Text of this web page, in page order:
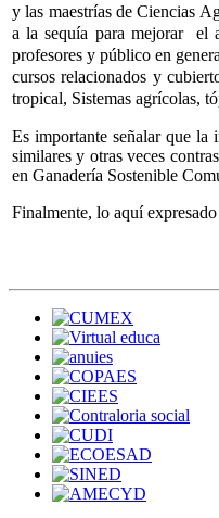
y las maestrías de Ciencias
a la sequía para mejorar el
profesores y público en
cursos relacionados y
tropical, Sistemas agrícolas,
Es importante señalar que la
similares y otras veces
en Ganadería Sostenible
Finalmente, lo aquí